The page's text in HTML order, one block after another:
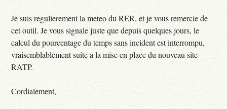
Je suis regulierement la meteo du RER, et je vous remercie de
cet outil. Je vous signale juste que depuis quelques jours, le
calcul du pourcentage du temps sans incident est interrompu,
vraisemblablement suite a la mise en place du nouveau site
RATP.
Cordialement,